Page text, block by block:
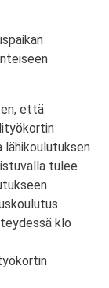
että
lähikoulutuksen
tulee
klo